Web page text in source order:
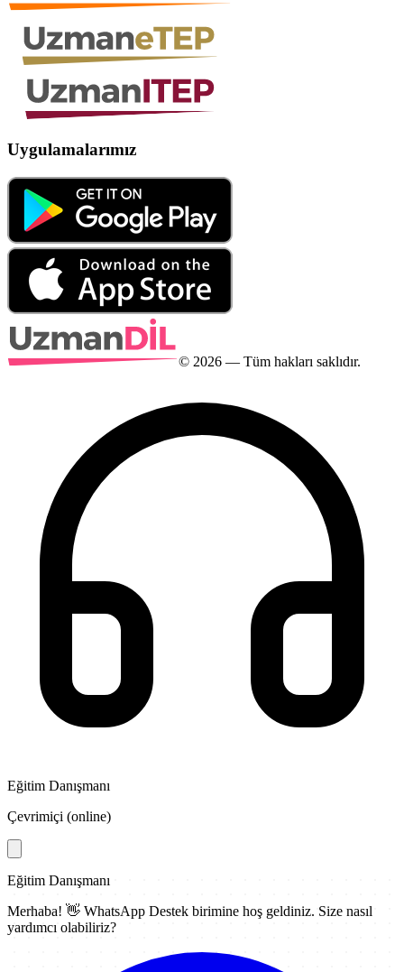
Uygulamalarımız
© 2026 — Tüm hakları saklıdır.
Eğitim Danışmanı
Çevrimiçi (online)
Eğitim Danışmanı
Merhaba! 👋 WhatsApp Destek birimine hoş geldiniz. Size nasıl
yardımcı olabiliriz?